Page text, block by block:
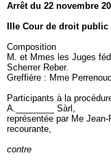
Arrêt du 22 novembre
IIIe Cour de droit public
Composition
M. et Mmes les Juges
Scherrer Reber.
Greffière : Mme
Participants à la
A.________ Sàrl,
représentée par Me
recourante,
contre